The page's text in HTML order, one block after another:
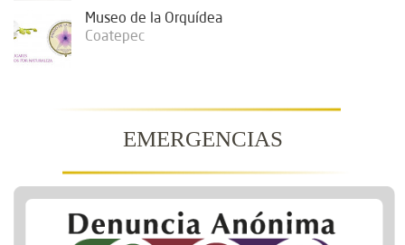
Museo de la Orquídea
Coatepec
EMERGENCIAS